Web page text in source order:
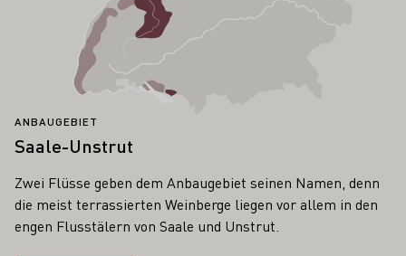
ANBAUGEBIET
Saale-Unstrut
Zwei Flüsse geben dem Anbaugebiet seinen Namen, denn
die meist terrassierten Weinberge liegen vor allem in den
engen Flusstälern von Saale und Unstrut.